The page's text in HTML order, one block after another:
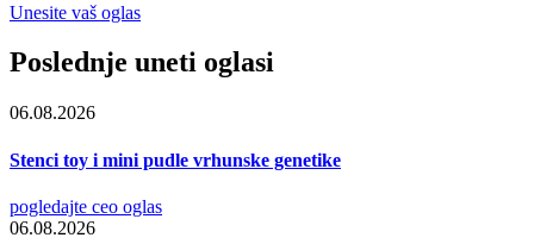
Unesite vaš oglas
Poslednje uneti oglasi
06.08.2026
Stenci toy i mini pudle vrhunske genetike
pogledajte ceo oglas
06.08.2026